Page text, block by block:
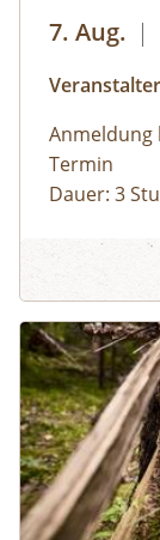
7. Aug. |
Anmeldung
Termin
Dauer: 3
Gesäuse
Natur und
Bus muss
inkludiert,
Schuhwerk